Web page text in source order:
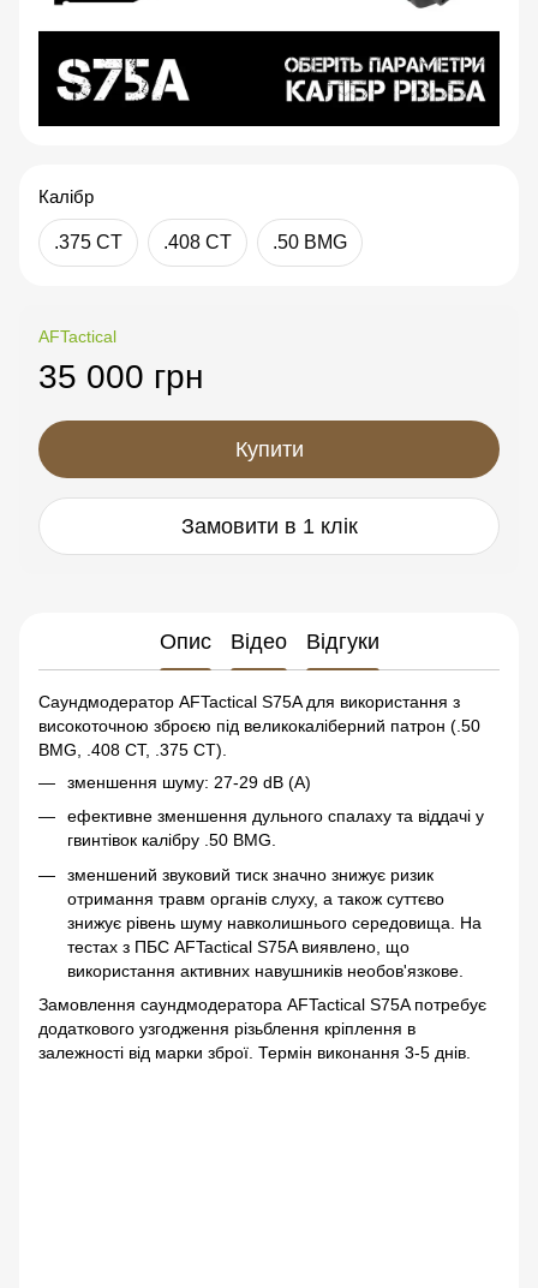
Калібр
.375 CT .408 CT .50 BMG
AFTactical
35 000 грн
Купити
Замовити в 1 клік
Опис Відео Відгуки
Саундмодератор AFTactical S75A для використання з
високоточною зброєю під великокаліберний патрон (.50
BMG, .408 CT, .375 CT).
зменшення шуму: 27-29 dB (A)
ефективне зменшення дульного спалаху та віддачі у
гвинтівок калібру .50 BMG.
зменшений звуковий тиск значно знижує ризик
отримання травм органів слуху, а також суттєво
знижує рівень шуму навколишнього середовища. На
тестах з ПБС AFTactical S75A виявлено, що
використання активних навушників необов'язкове.
Замовлення саундмодератора AFTactical S75A потребує
додаткового узгодження різьблення кріплення в
залежності від марки зброї. Термін виконання 3-5 днів.